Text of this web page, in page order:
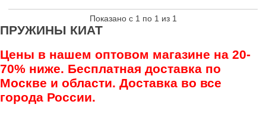
Показано с 1 по 1 из 1
ПРУЖИНЫ КИАТ
Цены в нашем оптовом магазине на 20-
70% ниже. Бесплатная доставка по
Москве и области. Доставка во все
города России.